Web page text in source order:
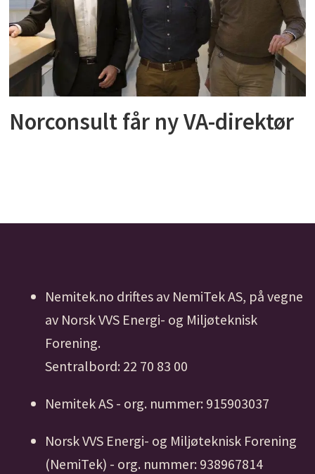
Norconsult får ny VA-direktør
Nemitek.no driftes av NemiTek AS, på vegne
av Norsk VVS Energi- og Miljøteknisk
Forening.
Sentralbord: 22 70 83 00
Nemitek AS - org. nummer: 915903037
Norsk VVS Energi- og Miljøteknisk Forening
(NemiTek) - org. nummer: 938967814